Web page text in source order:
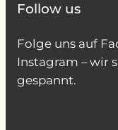
Follow us
Folge uns auf
Instagram – wir
gespannt.